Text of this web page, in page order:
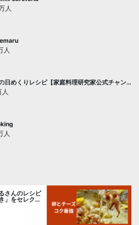
人
人
日めくりレシピ【家庭料理研究家公式チャン
人
さんのレシピ
」をセレク